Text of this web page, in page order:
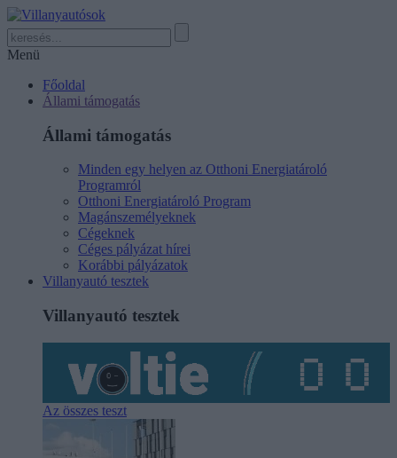
Menü
Főoldal
Állami támogatás
Állami támogatás
Minden egy helyen az Otthoni Energiatároló
Programról
Otthoni Energiatároló Program
Magánszemélyeknek
Cégeknek
Céges pályázat hírei
Korábbi pályázatok
Villanyautó tesztek
Villanyautó tesztek
Az összes teszt